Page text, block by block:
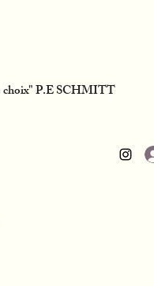
choix" P.E SCHMITT